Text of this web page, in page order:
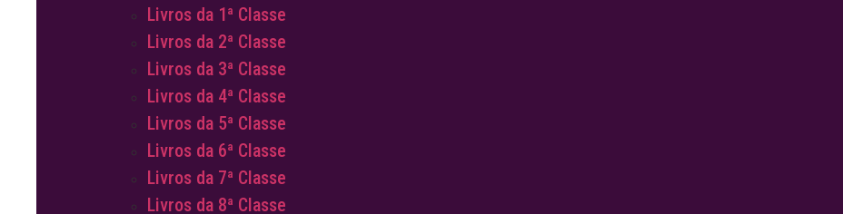
Livros da 1ª Classe
Livros da 2ª Classe
Livros da 3ª Classe
Livros da 4ª Classe
Livros da 5ª Classe
Livros da 6ª Classe
Livros da 7ª Classe
Livros da 8ª Classe